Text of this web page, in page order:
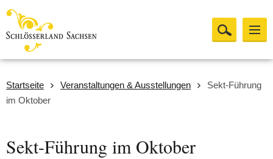
Startseite Veranstaltungen & Ausstellungen
Sekt-Führung
im Oktober
Sekt-Führung im Oktober